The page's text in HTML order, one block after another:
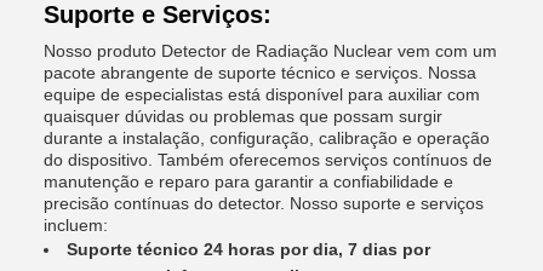
Suporte e Serviços:
Nosso produto Detector de Radiação Nuclear vem com um
pacote abrangente de suporte técnico e serviços. Nossa
equipe de especialistas está disponível para auxiliar com
quaisquer dúvidas ou problemas que possam surgir
durante a instalação, configuração, calibração e operação
do dispositivo. Também oferecemos serviços contínuos de
manutenção e reparo para garantir a confiabilidade e
precisão contínuas do detector. Nosso suporte e serviços
incluem:
Suporte técnico 24 horas por dia, 7 dias por